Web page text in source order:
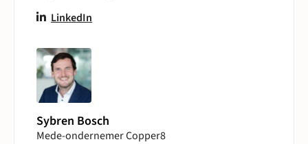
LinkedIn
Sybren Bosch
Mede-ondernemer Copper8